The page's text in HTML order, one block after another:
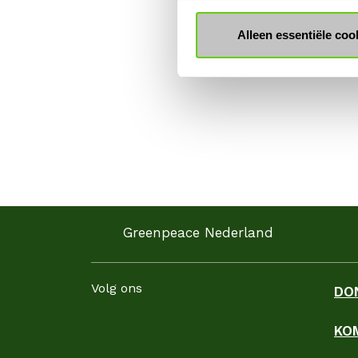
Alleen essentiële
Greenpeace Nederland
Volg ons